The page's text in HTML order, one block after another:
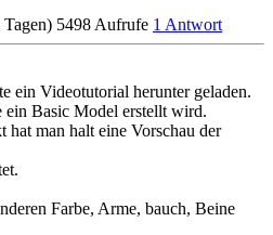
5498 Aufrufe 1 Antwort
ein Videotutorial herunter geladen.
Basic Model erstellt wird.
hat man halt eine Vorschau der
Farbe, Arme, bauch, Beine